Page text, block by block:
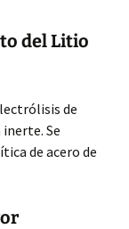
del Litio
de
Se
de acero de